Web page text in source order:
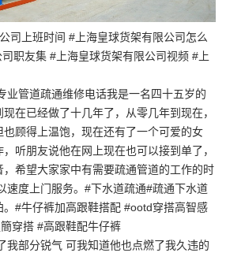
上班时间 #上海皇球货架有限公司怎么
职友集 #上海皇球货架有限公司视频 #上
管道疏通维修电话我是一名四十五岁的
在已经做了十几年了，从零几年到现在，
也顾得上温饱，现在还有了一个可爱的女
听朋友说他在网上现在也可以接到单了，
希望大家家中有需要疏通管道的工作的时
速度上门服务。#下水道疏通#疏通下水道
#牛仔裤加高跟鞋搭配 #ootd穿搭高智感
穿搭 #高跟鞋配牛仔裤
部分锐气 可我知道他也点燃了我久违的